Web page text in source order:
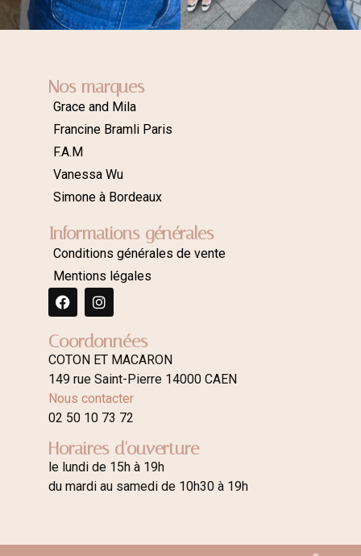
Nos marques
Grace and Mila
Francine Bramli Paris
F.A.M
Vanessa Wu
Simone à Bordeaux
Informations générales
Conditions générales de vente
Mentions légales
Coordonnées
COTON ET MACARON
149 rue Saint-Pierre 14000 CAEN
Nous contacter
02 50 10 73 72
Horaires d'ouverture
le lundi de 15h à 19h
du mardi au samedi de 10h30 à 19h